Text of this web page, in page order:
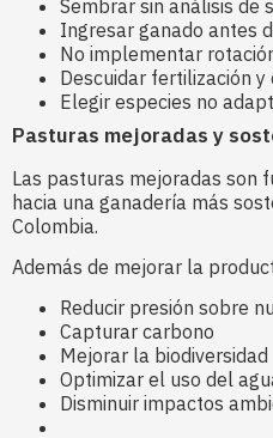
Sembrar sin análisis de
Ingresar ganado antes
No implementar
Descuidar fertilización
Elegir especies no
Pasturas mejoradas y
Las pasturas mejoradas son
hacia una ganadería más
Colombia.
Además de mejorar la
Reducir presión sobre
Capturar carbono
Mejorar la biodiversidad
Optimizar el uso del
Disminuir impactos